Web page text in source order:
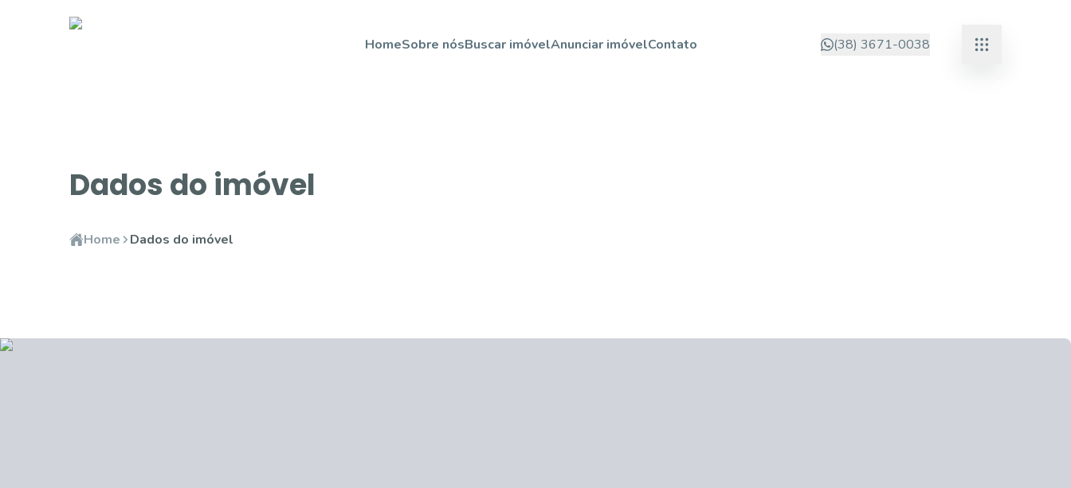
HomeSobre nósBuscar imóvelAnunciar imóvelContato (38) 3671-0038
Dados do imóvel
Home Dados do imóvel